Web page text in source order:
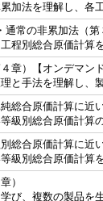
加法を理解し、各
常の非累加法（第
程別総合原価計算
章）【オンデマンド
と手法を理解し、
総合原価計算に近
級別総合原価計算
総合原価計算に近
級別総合原価計算
）
び、複数の製品を